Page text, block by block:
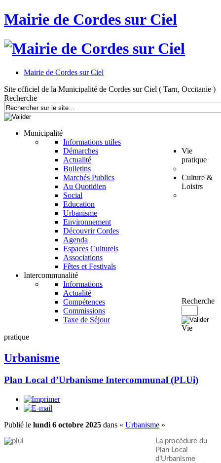
Mairie de Cordes sur Ciel
Mairie de Cordes sur Ciel
Site officiel de la Municipalité de Cordes sur Ciel ( Tarn, Occitanie )
Recherche
Municipalité
Informations utiles
Démarches
Actualité
Bulletins
Marchés Publics
Vie
pratique
Au Quotidien
Social
Education
Urbanisme
Environnement
Culture &
Loisirs
Découvrir Cordes
Agenda
Espaces Culturels
Associations
Fêtes et Festivals
Intercommunalité
Informations
Actualité
Compétences
Commissions
Taxe de Séjour
Recherche
Vie
pratique
Urbanisme
Plan Local d’Urbanisme Intercommunal (PLUi)
Publié le lundi 6 octobre 2025 dans « Urbanisme »
La procédure du
Plan Local
d’Urbanisme